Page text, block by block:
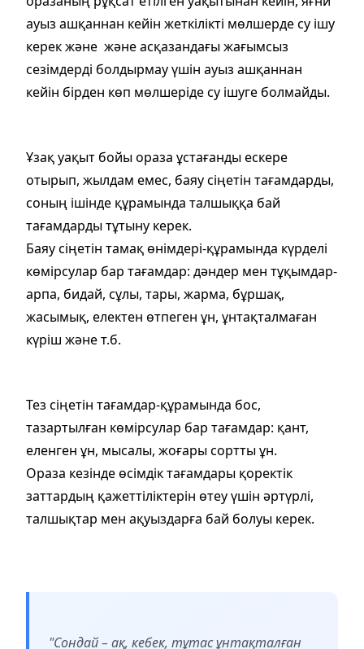
ауыз ашқаннан кейін жеткілікті мөлшерде су ішу
керек және және асқазандағы жағымсыз
сезімдерді болдырмау үшін ауыз ашқаннан
кейін бірден көп мөлшеріде су ішуге болмайды.
Ұзақ уақыт бойы ораза ұстағанды ескере
отырып, жылдам емес, баяу сіңетін тағамдарды,
соның ішінде құрамында талшыққа бай
тағамдарды тұтыну керек.
Баяу сіңетін тамақ өнімдері-құрамында күрделі
көмірсулар бар тағамдар: дәндер мен тұқымдар-
арпа, бидай, сұлы, тары, жарма, бұршақ,
жасымық, електен өтпеген ұн, ұнтақталмаған
күріш және т.б.
Тез сіңетін тағамдар-құрамында бос,
тазартылған көмірсулар бар тағамдар: қант,
еленген ұн, мысалы, жоғары сортты ұн.
Ораза кезінде өсімдік тағамдары қоректік
заттардың қажеттіліктерін өтеу үшін әртүрлі,
талшықтар мен ақуыздарға бай болуы керек.
"Сондай – ақ, кебек, тұтас ұнтақталған